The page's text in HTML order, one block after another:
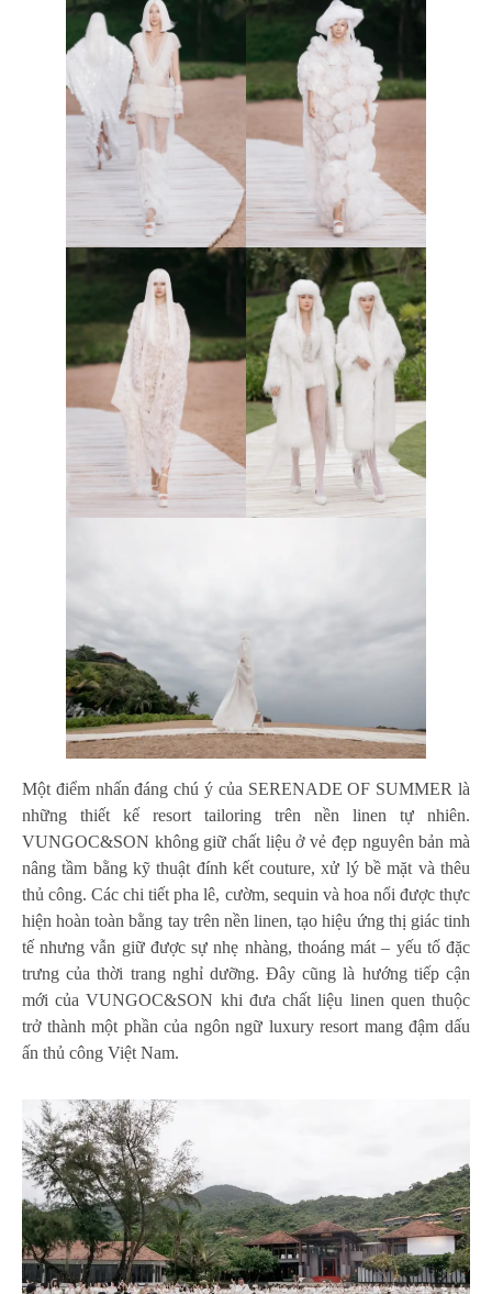
Một điểm nhấn đáng chú ý của SERENADE OF SUMMER là
những thiết kế resort tailoring trên nền linen tự nhiên.
VUNGOC&SON không giữ chất liệu ở vẻ đẹp nguyên bản mà
nâng tầm bằng kỹ thuật đính kết couture, xử lý bề mặt và thêu
thủ công. Các chi tiết pha lê, cườm, sequin và hoa nổi được thực
hiện hoàn toàn bằng tay trên nền linen, tạo hiệu ứng thị giác tinh
tế nhưng vẫn giữ được sự nhẹ nhàng, thoáng mát – yếu tố đặc
trưng của thời trang nghỉ dưỡng. Đây cũng là hướng tiếp cận
mới của VUNGOC&SON khi đưa chất liệu linen quen thuộc
trở thành một phần của ngôn ngữ luxury resort mang đậm dấu
ấn thủ công Việt Nam.